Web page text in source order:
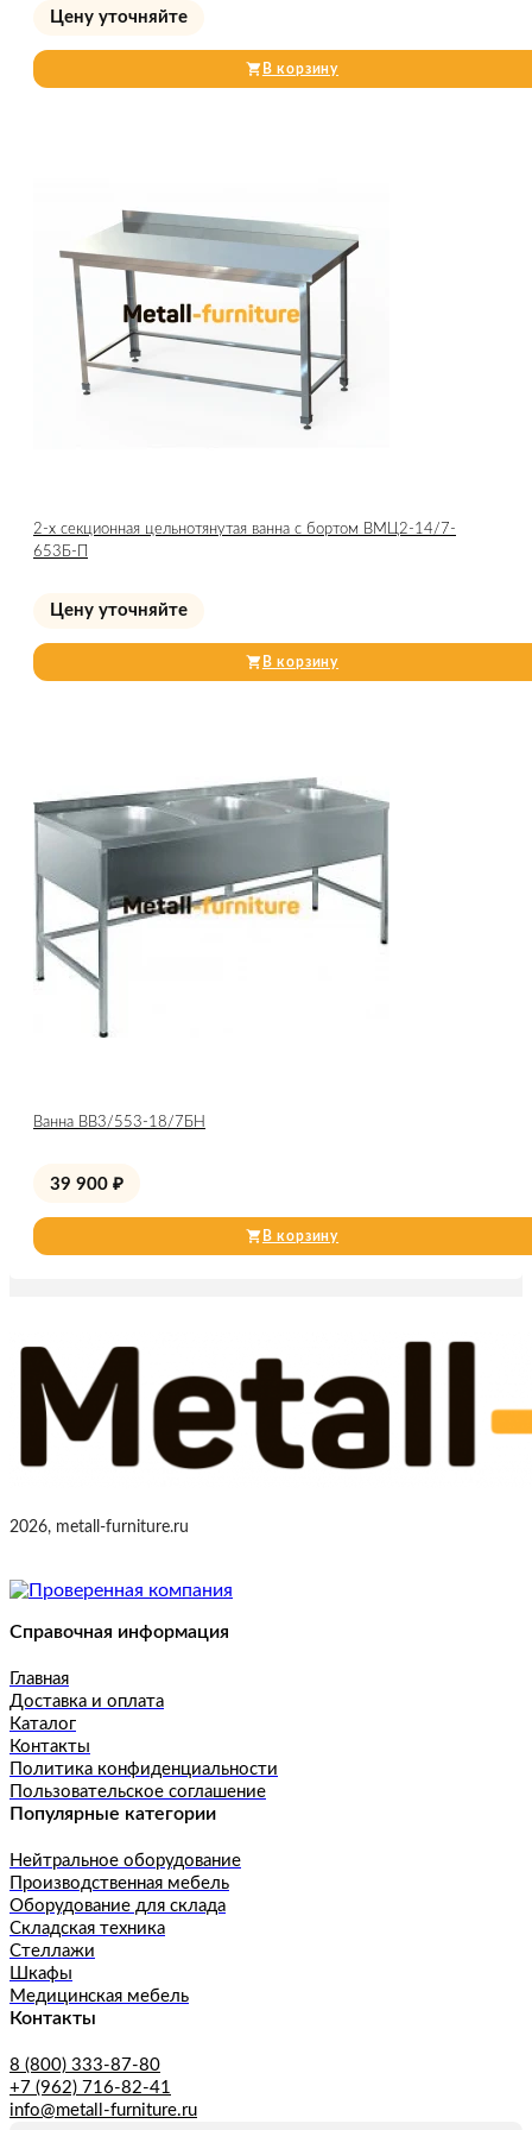
Цену уточняйте
В корзину
2-х секционная цельнотянутая ванна с бортом ВМЦ2-14/7-
653Б-П
Цену уточняйте
В корзину
Ванна ВВ3/553-18/7БН
39 900 ₽
В корзину
2026, metall-furniture.ru
Справочная информация
Главная
Доставка и оплата
Каталог
Контакты
Политика конфиденциальности
Пользовательское соглашение
Популярные категории
Нейтральное оборудование
Производственная мебель
Оборудование для склада
Складская техника
Стеллажи
Шкафы
Медицинская мебель
Контакты
8 (800) 333-87-80
+7 (962) 716-82-41
info@metall-furniture.ru